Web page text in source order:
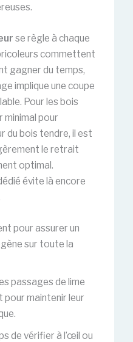
se règle à chaque
commettent
gagner du temps,
implique une coupe
Pour les bois
pour
du bois tendre, il est
le retrait
optimal.
évite là encore
pour assurer un
sur toute la
passages de lime
pour maintenir leur
de vérifier à l’œil ou